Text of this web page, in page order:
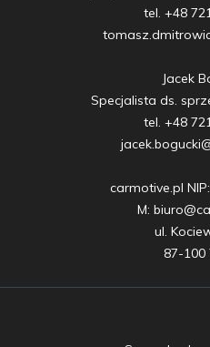
tel. +48
Jacek
Specjalista ds.
tel. +48
carmotive.pl
M:
ul.
87-100